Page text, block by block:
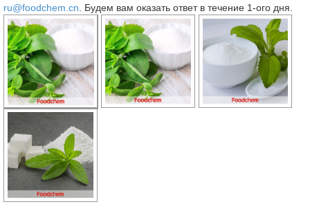
ru@foodchem.cn . Будем вам оказать ответ в течение 1-ого дня.